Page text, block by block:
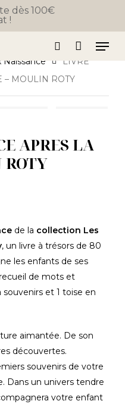
dès 100€
!
search
Cart
Naissance
LIVRE
– MOULIN ROTY
APRES LA
de la collection Les
, un livre à trésors de 80
les enfants de ses
de mots et
souvenirs et 1 toise en
aimantée. De son
découvertes.
souvenirs de votre
Dans un univers tendre
votre enfant